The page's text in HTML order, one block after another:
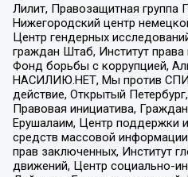
Лилит, Правозащитная группа
Нижегородский центр
Центр гендерных
граждан Штаб, Институт права
Фонд борьбы с коррупцией,
НАСИЛИЮ.НЕТ, Мы против
действие, Открытый
Правовая инициатива,
Ерушалаим, Центр поддержки
средств массовой
прав заключенных, Институт
движений, Центр социально-